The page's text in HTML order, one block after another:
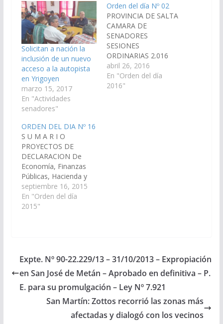
Solicitan a nación la
inclusión de un nuevo
acceso a la autopista
en Yrigoyen
marzo 15, 2017
En "Actividades
senadores"
Orden del día Nº 02
PROVINCIA DE SALTA
CAMARA DE
SENADORES
SESIONES
ORDINARIAS 2.016
ORDEN DEL DIA Nº 02
(Dictámenes de
Comisiones ingresados
abril 26, 2016
En "Orden del día
2016"
ORDEN DEL DIA Nº 16
S U M A R I O
PROYECTOS DE
DECLARACION De
Economía, Finanzas
Públicas, Hacienda y
Presupuesto:.
1.-Del señor
Senador PABLO
Proyecto de
Presupuesto General
de la Provincia -
Ejercicio 2.016, las
Partidas
Presupuestarias
necesarias para
septiembre 16, 2015
En "Orden del día
2015"
Expte. Nº 90-22.229/13 – 31/10/2013 – Expropiación
en San José de Metán – Aprobado en definitiva – P.
E. para su promulgación – Ley Nº 7.921
San Martín: Zottos recorrió las zonas más
afectadas y dialogó con los vecinos